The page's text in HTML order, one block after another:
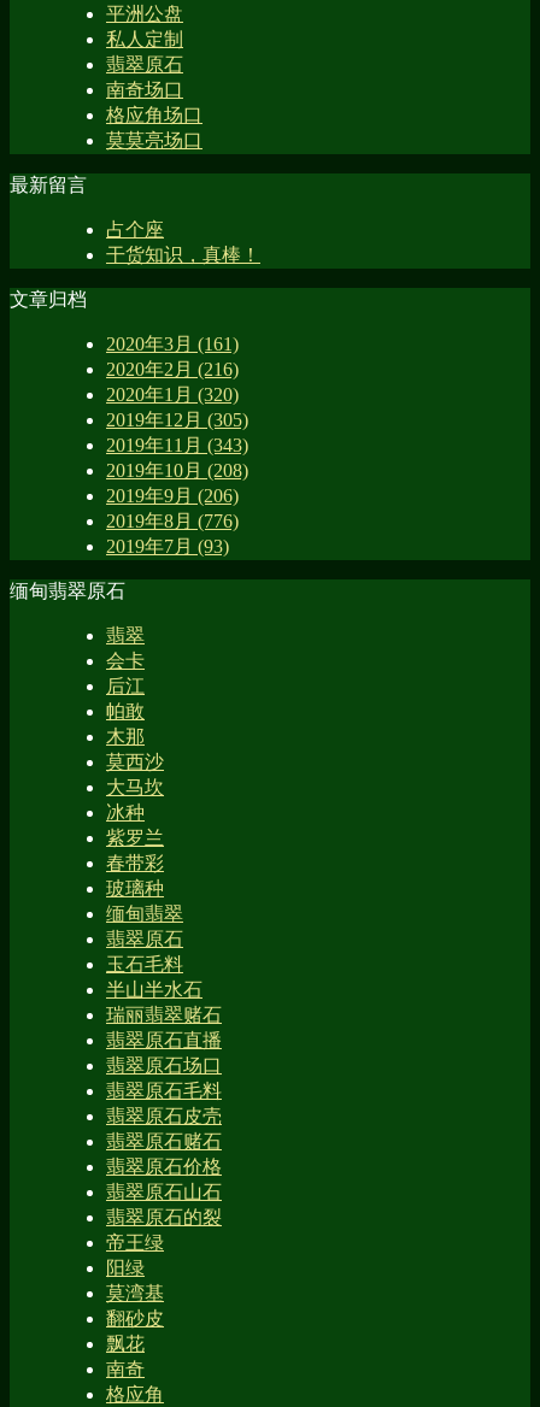
平洲公盘
私人定制
翡翠原石
南奇场口
格应角场口
莫莫亮场口
最新留言
占个座
干货知识，真棒！
文章归档
2020年3月 (161)
2020年2月 (216)
2020年1月 (320)
2019年12月 (305)
2019年11月 (343)
2019年10月 (208)
2019年9月 (206)
2019年8月 (776)
2019年7月 (93)
缅甸翡翠原石
翡翠
会卡
后江
帕敢
木那
莫西沙
大马坎
冰种
紫罗兰
春带彩
玻璃种
缅甸翡翠
翡翠原石
玉石毛料
半山半水石
瑞丽翡翠赌石
翡翠原石直播
翡翠原石场口
翡翠原石毛料
翡翠原石皮壳
翡翠原石赌石
翡翠原石价格
翡翠原石山石
翡翠原石的裂
帝王绿
阳绿
莫湾基
翻砂皮
飘花
南奇
格应角